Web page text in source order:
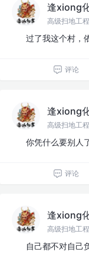
逢xiong
高级扫地工
过了我这个村，
评论
逢xiong
高级扫地工
你凭什么要别人
评论
逢xiong
高级扫地工
自己都不对自己